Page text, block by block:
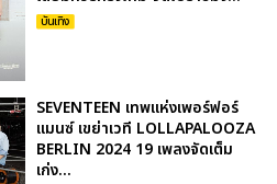
บันเทิง
SEVENTEEN เทพแห่งเพอร์ฟอร์
แมนซ์ เขย่าเวที LOLLAPALOOZA
BERLIN 2024 19 เพลงจัดเต็ม
เก่ง...